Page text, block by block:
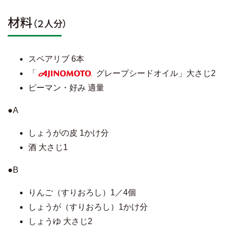
材料（２人分）
スペアリブ 6本
「
AJINOMOTO
グレープシードオイル」大さじ2
ピーマン・好み 適量
●A
しょうがの皮 1かけ分
酒 大さじ1
●B
りんご（すりおろし）1／4個
しょうが（すりおろし）1かけ分
しょうゆ 大さじ2